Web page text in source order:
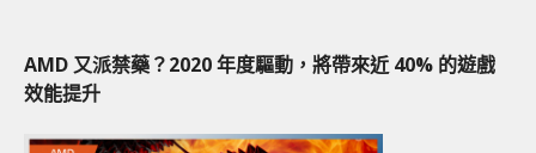
AMD 又派禁藥？2020 年度驅動，將帶來近 40% 的遊戲
效能提升